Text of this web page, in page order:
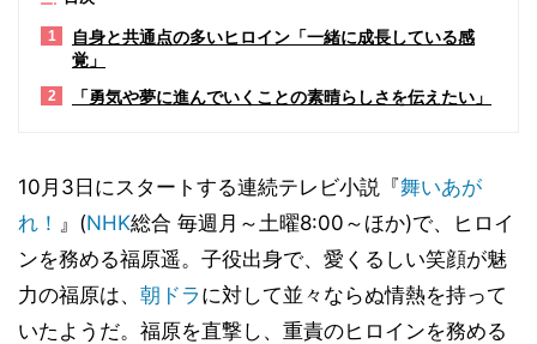
1
自身と共通点の多いヒロイン「一緒に成長している感
覚」
2 「勇気や夢に進んでいくことの素晴らしさを伝えたい」
10月3日にスタートする連続テレビ小説『舞いあが
れ！ 』(NHK総合 毎週月～土曜8:00～ほか)で、ヒロイ
ンを務める福原遥。子役出身で、愛くるしい笑顔が魅
力の福原は、 朝ドラ に対して並々ならぬ情熱を持って
いたようだ。福原を直撃し、重責のヒロインを務める